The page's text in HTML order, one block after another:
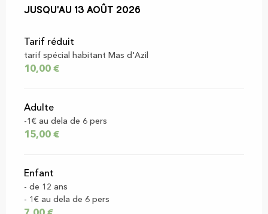
Du7 août 2026au13 août 2026
Jusqu'au 13 août 2026
Tarif réduit
tarif spécial habitant Mas d'Azil
10,00 €
Adulte
-1€ au dela de 6 pers
15,00 €
Enfant
- de 12 ans
- 1€ au dela de 6 pers